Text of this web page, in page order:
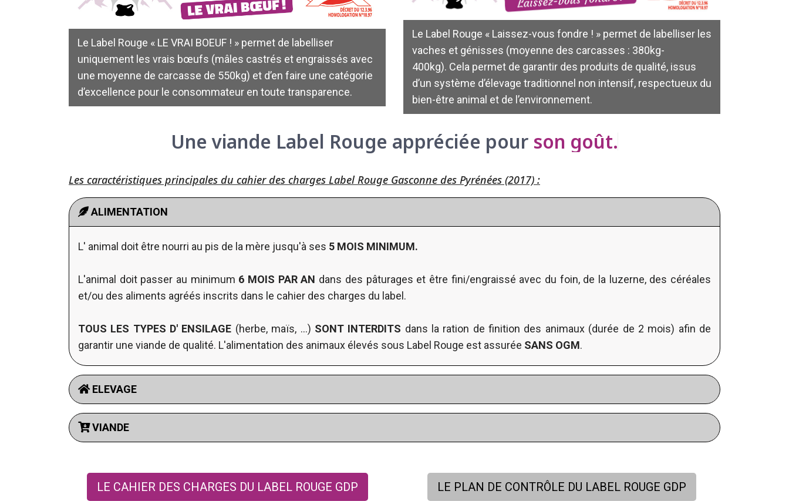
Le Label Rouge « LE VRAI BOEUF ! » permet de labelliser
uniquement les vrais bœufs (mâles castrés et engraissés avec
une moyenne de carcasse de 550kg) et d’en faire une catégorie
d’excellence pour le consommateur en toute transparence.
Le Label Rouge « Laissez-vous fondre ! » permet de labelliser les
vaches et génisses (moyenne des carcasses : 380kg-
400kg). Cela permet de garantir des produits de qualité, issus
d’un système d’élevage traditionnel non intensif, respectueux du
bien-être animal et de l’environnement.
Une viande Label Rouge appréciée pour son goût.
Les caractéristiques principales du cahier des charges Label Rouge Gasconne des Pyrénées (2017) :
ALIMENTATION
L' animal doit être nourri au pis de la mère jusqu'à ses 5 MOIS MINIMUM.
L'animal doit passer au minimum 6 MOIS PAR AN dans des pâturages et être fini/engraissé avec du foin, de la luzerne, des céréales
et/ou des aliments agréés inscrits dans le cahier des charges du label.
TOUS LES TYPES D' ENSILAGE (herbe, maïs, ...) SONT INTERDITS dans la ration de finition des animaux (durée de 2 mois) afin de
garantir une viande de qualité. L'alimentation des animaux élevés sous Label Rouge est assurée SANS OGM.
ELEVAGE
VIANDE
LE CAHIER DES CHARGES DU LABEL ROUGE GDP LE PLAN DE CONTRÔLE DU LABEL ROUGE GDP